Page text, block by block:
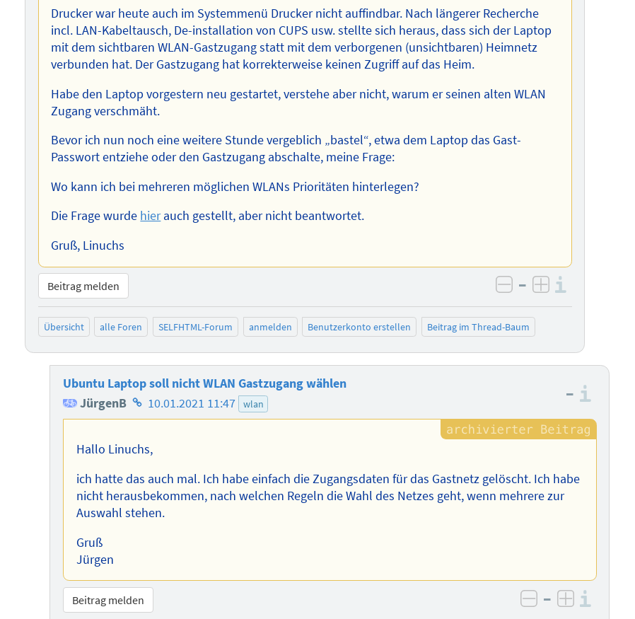
Drucker war heute auch im Systemmenü Drucker nicht auffindbar. Nach längerer Recherche
incl. LAN-Kabeltausch, De-installation von CUPS usw. stellte sich heraus, dass sich der Laptop
mit dem sichtbaren WLAN-Gastzugang statt mit dem verborgenen (unsichtbaren) Heimnetz
verbunden hat. Der Gastzugang hat korrekterweise keinen Zugriff auf das Heim.
Habe den Laptop vorgestern neu gestartet, verstehe aber nicht, warum er seinen alten WLAN
Zugang verschmäht.
Bevor ich nun noch eine weitere Stunde vergeblich „bastel“, etwa dem Laptop das Gast-
Passwort entziehe oder den Gastzugang abschalte, meine Frage:
Wo kann ich bei mehreren möglichen WLANs Prioritäten hinterlegen?
Die Frage wurde hierauch gestellt, aber nicht beantwortet.
Gruß, Linuchs
Beitrag melden negativ bewerten
– positiv
Übersicht alle Foren SELFHTML-Forum anmelden Benutzerkonto erstellen Beitrag im Thread-Baum
Ubuntu Laptop soll nicht WLAN Gastzugang wählen
JürgenB Homepage
des
Autors
10.01.2021 11:47 wlan –
Hallo Linuchs,
ich hatte das auch mal. Ich habe einfach die Zugangsdaten für das Gastnetz gelöscht. Ich habe
nicht herausbekommen, nach welchen Regeln die Wahl des Netzes geht, wenn mehrere zur
Auswahl stehen.
Gruß
Jürgen
Beitrag melden negativ
– positiv